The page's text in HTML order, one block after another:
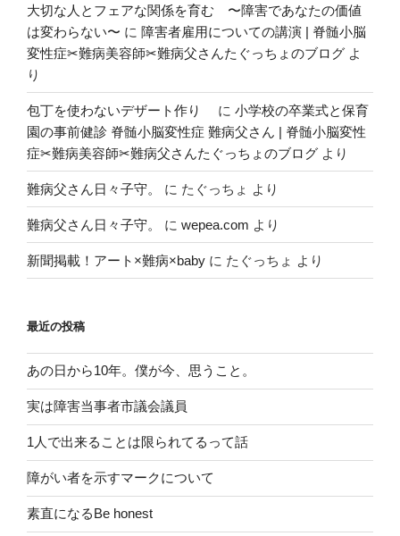
大切な人とフェアな関係を育む 〜障害であなたの価値
は変わらない〜 に 障害者雇用についての講演 | 脊髄小脳
変性症✂︎難病美容師✂︎難病父さんたぐっちょのブログ よ
り
包丁を使わないデザート作り に 小学校の卒業式と保育
園の事前健診 脊髄小脳変性症 難病父さん | 脊髄小脳変性
症✂︎難病美容師✂︎難病父さんたぐっちょのブログ より
難病父さん日々子守。 に たぐっちょ より
難病父さん日々子守。 に wepea.com より
新聞掲載！アート×難病×baby に たぐっちょ より
最近の投稿
あの日から10年。僕が今、思うこと。
実は障害当事者市議会議員
1人で出来ることは限られてるって話
障がい者を示すマークについて
素直になるBe honest